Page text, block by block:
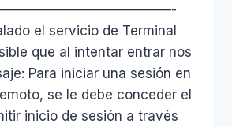
el servicio de Terminal
que al intentar entrar nos
Para iniciar una sesión en
se le debe conceder el
inicio de sesión a través